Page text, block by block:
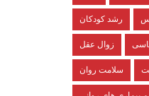
رشد کودکان
زوال عقل
سلامت روان